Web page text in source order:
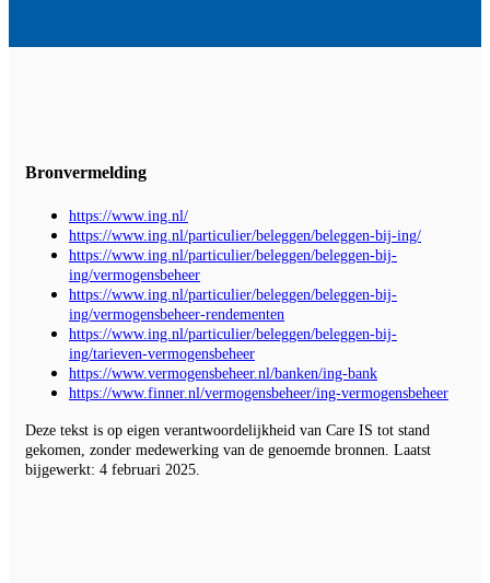
Bronvermelding
https://www.ing.nl/
https://www.ing.nl/particulier/beleggen/beleggen-bij-ing/
https://www.ing.nl/particulier/beleggen/beleggen-bij-
ing/vermogensbeheer
https://www.ing.nl/particulier/beleggen/beleggen-bij-
ing/vermogensbeheer-rendementen
https://www.ing.nl/particulier/beleggen/beleggen-bij-
ing/tarieven-vermogensbeheer
https://www.vermogensbeheer.nl/banken/ing-bank
https://www.finner.nl/vermogensbeheer/ing-vermogensbeheer
Deze tekst is op eigen verantwoordelijkheid van Care IS tot stand
gekomen, zonder medewerking van de genoemde bronnen. Laatst
bijgewerkt: 4 februari 2025.